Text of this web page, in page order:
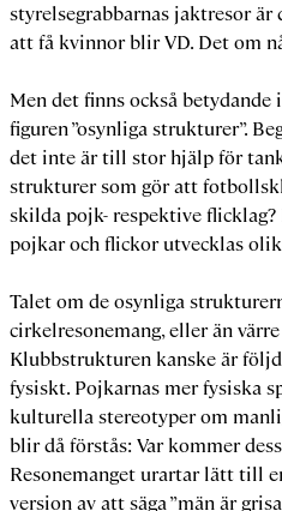
styrelsegrabbarnas jaktresor
att få kvinnor blir VD. Det om
Men det finns också
figuren ”osynliga strukturer”.
det inte är till stor hjälp för
strukturer som gör att
skilda pojk- respektive
pojkar och flickor utvecklas
Talet om de osynliga
cirkelresonemang, eller än
Klubbstrukturen kanske är
fysiskt. Pojkarnas mer fysiska
kulturella stereotyper om
blir då förstås: Var kommer
Resonemanget urartar lätt till
version av att säga ”män är